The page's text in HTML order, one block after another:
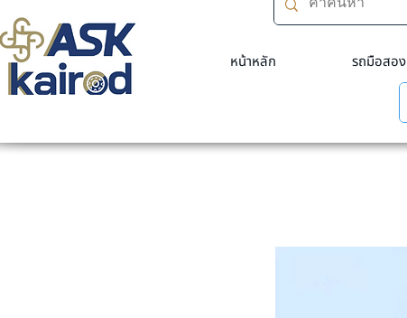
หน้าหลัก รถมือสอง